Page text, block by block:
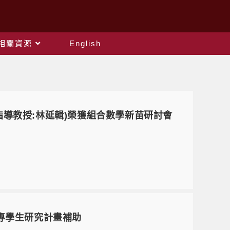
關資源 English
教授:林延輯)榮獲組合數學新苗研討會
學生研究計畫補助